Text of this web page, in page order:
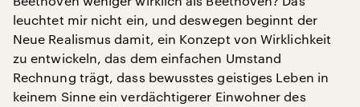
leuchtet mir nicht ein, und deswegen beginnt der
Neue Realismus damit, ein Konzept von Wirklichkeit
zu entwickeln, das dem einfachen Umstand
Rechnung trägt, dass bewusstes geistiges Leben in
keinem Sinne ein verdächtigerer Einwohner des